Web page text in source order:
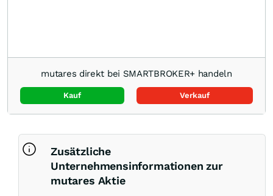
mutares direkt bei SMARTBROKER+ handeln
Kauf Verkauf
Zusätzliche
Unternehmensinformationen zur
mutares Aktie